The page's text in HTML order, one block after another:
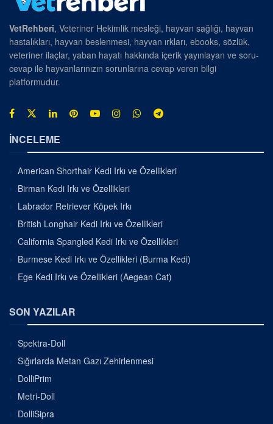
VetRehberi, Veteriner Hekimlik mesleği, hayvan sağlığı, hayvan
hastalıkları, hayvan beslenmesi, hayvan ırkları, ebooks, sözlük,
veteriner ilaçlar, yaban hayatı hakkında içerik yayınlayan ve soru-
cevap ile hayvanlarınızın sorunlarına cevap veren bilgi
platformudur.
İNCELEME
American Shorthair Kedi Irkı ve Özellikleri
Birman Kedi Irkı ve Özellikleri
Labrador Retriever Köpek Irkı
British Longhair Kedi Irkı ve Özellikleri
California Spangled Kedi Irkı ve Özellikleri
Burmese Kedi Irkı ve Özellikleri (Burma Kedi)
Ege Kedi Irkı ve Özellikleri (Aegean Cat)
SON YAZILAR
Spektra-Doll
Sığırlarda Metan Gazı Zehirlenmesi
DolliPrim
Metri-Doll
DolliSipra